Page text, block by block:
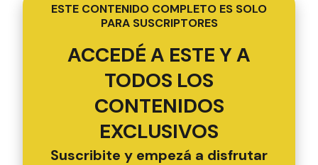
ESTE CONTENIDO COMPLETO ES SOLO
PARA SUSCRIPTORES
ACCEDÉ A ESTE Y A
TODOS LOS
CONTENIDOS
EXCLUSIVOS
Suscribite y empezá a disfrutar